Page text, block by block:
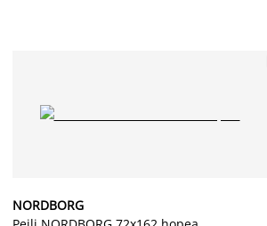
NORDBORG